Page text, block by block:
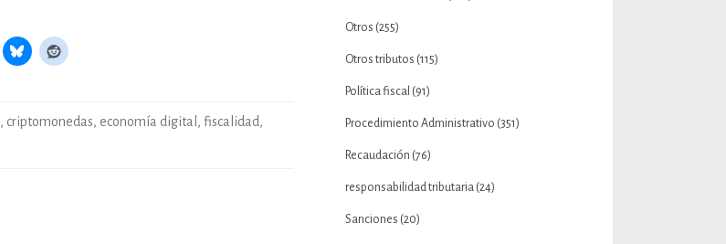
, criptomonedas, economía digital , fiscalidad ,
Otros (255)
Otros tributos (115)
Política fiscal (91)
Procedimiento Administrativo (351)
Recaudación (76)
responsabilidad tributaria(24)
Sanciones (20)